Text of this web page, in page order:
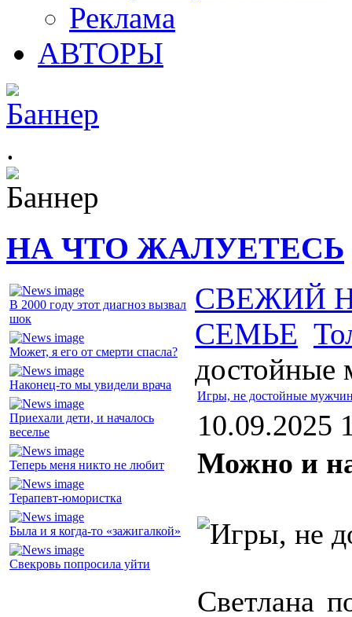
Реклама
АВТОРЫ
.
НА ЧТО ЖАЛУЕТЕСЬ
В 2000 году этот диагноз вызвал
шок
Может, я его от смерти спасла?
Наконец-то мы увидели врача
Приехали дети, и началось
веселье
Теперь меня никто не любит
Терапевт-юмористка
Была и я когда-то «зажигалкой»
Свекровь попросила уйти
СВЕЖИЙ
СЕМЬЕ
достойные
Игры, не достойные
10.09.2025
Можно и на
Светлана